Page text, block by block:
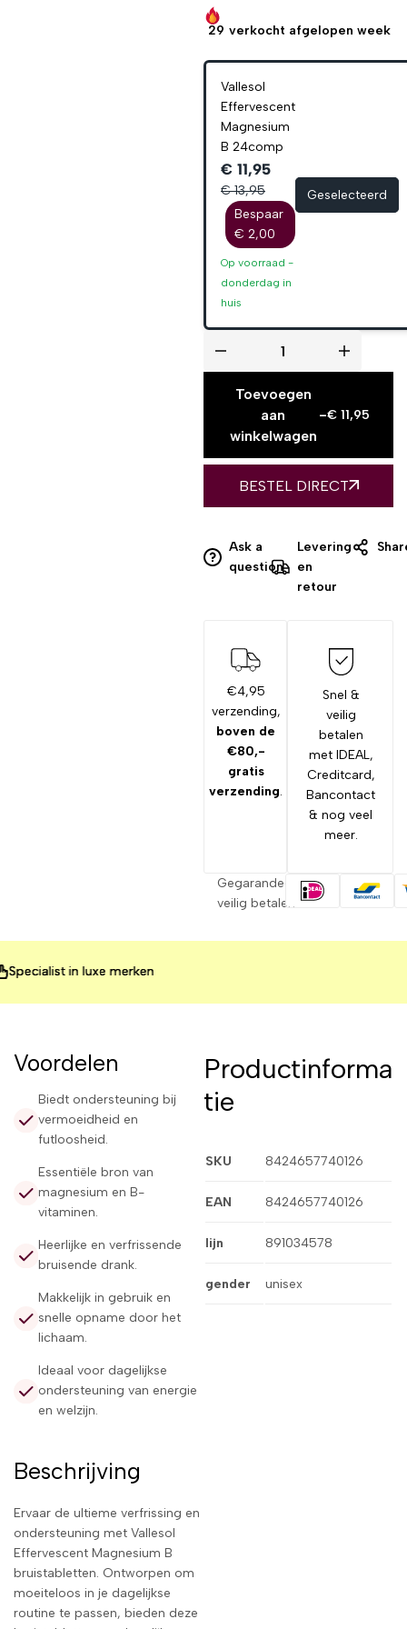
29 verkocht afgelopen week
Vallesol
Effervescent
Magnesium
B 24comp
€ 11,95
€ 13,95
Bespaar
€ 2,00
Op voorraad -
donderdag in
huis
Geselecteerd
Toevoegen
aan
winkelwagen
-€ 11,95
BESTEL DIRECT
Ask a
question
Levering
en
retour
€4,95
verzending,
boven de
€80,-
gratis
verzending.
Snel &
veilig
betalen
met IDEAL,
Creditcard,
Bancontact
& nog veel
meer.
Gegarandeerd
veilig betalen
in luxe merken
in luxe merken
in luxe merken
Voordelen
Biedt ondersteuning bij
vermoeidheid en
futloosheid.
Essentiële bron van
magnesium en B-
vitaminen.
Heerlijke en verfrissende
bruisende drank.
Makkelijk in gebruik en
snelle opname door het
lichaam.
Ideaal voor dagelijkse
ondersteuning van energie
en welzijn.
Beschrijving
Ervaar de ultieme verfrissing en
ondersteuning met Vallesol
Effervescent Magnesium B
bruistabletten. Ontworpen om
moeiteloos in je dagelijkse
routine te passen, bieden deze
Productinforma
tie
SKU 8424657740126
EAN 8424657740126
lijn 891034578
gender unisex